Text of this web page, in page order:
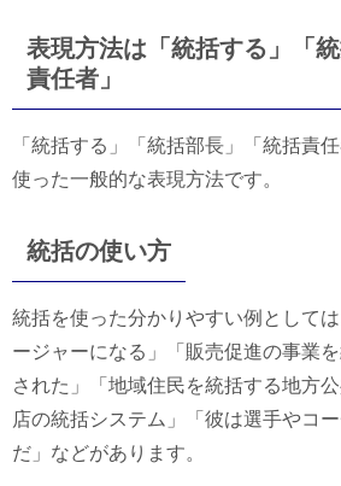
表現方法は「統括する」「
責任者」
「統括する」「統括部長」「統括責
使った一般的な表現方法です。
統括の使い方
統括を使った分かりやすい例として
ージャーになる」「販売促進の事業
された」「地域住民を統括する地方
店の統括システム」「彼は選手やコ
だ」などがあります。